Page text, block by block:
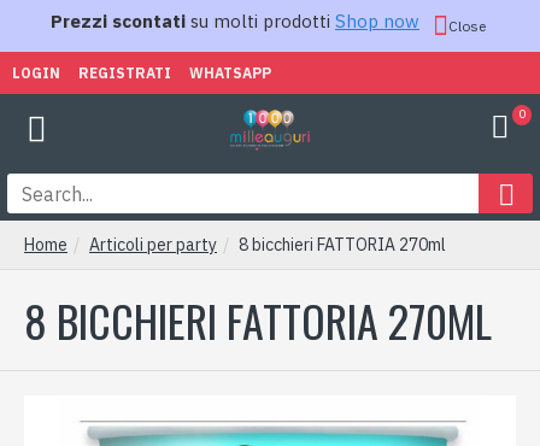
Prezzi scontati su molti prodotti Shop now Close
LOGIN REGISTRATI WHATSAPP
0
Home Articoli per party 8 bicchieri FATTORIA 270ml
8 BICCHIERI FATTORIA 270ML